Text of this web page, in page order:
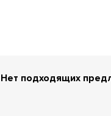
Нет подходящих